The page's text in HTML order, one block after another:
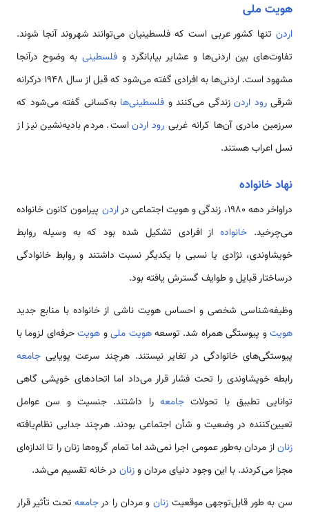
هویت ملی
اردن تنها کشور عربی است که فلسطینیان می‌توانند شهروند آنجا شوند.
تفاوت‌های بین اردنی‌ها و عشایر بیابانگرد و فلسطینی به وضوح درآنجا
مشهود است. اردنی‌ها به افرادی گفته می‌شود که قبل از سال 1948 درکرانه
شرقیرود اردن زندگی می‌کنند و فلسطینی‌ها به‌کسانی گفته می‌شود که
سرزمین مادری آن‌ها کرانه غربی رود اردناست. مردم بادیه‌نشین نیز از
نسل اعراب هستند.
نهاد خانواده
دراواخر دهه 1980، زندگی و هویت اجتماعی در اردن پیرامون کانون خانواده
می‌چرخید. خانوادهاز افرادی تشکیل شده بود که به وسیله روابط
خویشاوندی، نژادی یا نسبی با یکدیگر نسبت داشتند و روابط خانوادگی
درساختار قبایل و طوایف گسترش یافته‌ بود.
وظیفه‌شناسی شخصی و احساس هویت ناشی از خانواده با منابع جدید
هویتو پیوستگی همراه شد. توسعههویت ملیو هویتحرفه‌ای لزوما با
پیوستگی‌های خانوادگی در تغایر نیستند. هرچند سرعت پویایی جامعه
رابطه خویشاوندی را تحت فشار قرار می‌داد اما اتحادهای خویشی گاهی
توانایی تطبیق با تحولاتجامعه را داشتند. جنسیت و سن عوامل
تعیین‌کننده در وضعیت و شأن اجتماعی بودند. هرچند جدایی نظام‌یافته
زناناز مردان به‌طور عمومی‌ اجرا نمی‌شد اما تمام گروه‌ها زنان را تا اندازه‌ای
مجزا می‌کردند. با این وجود دنیای مردان وزنان در خانه تقسیم می‌شد.
سن به طور قابل‌توجهی موقعیتزنان و مردان را درجامعه تحت تأثیر قرار